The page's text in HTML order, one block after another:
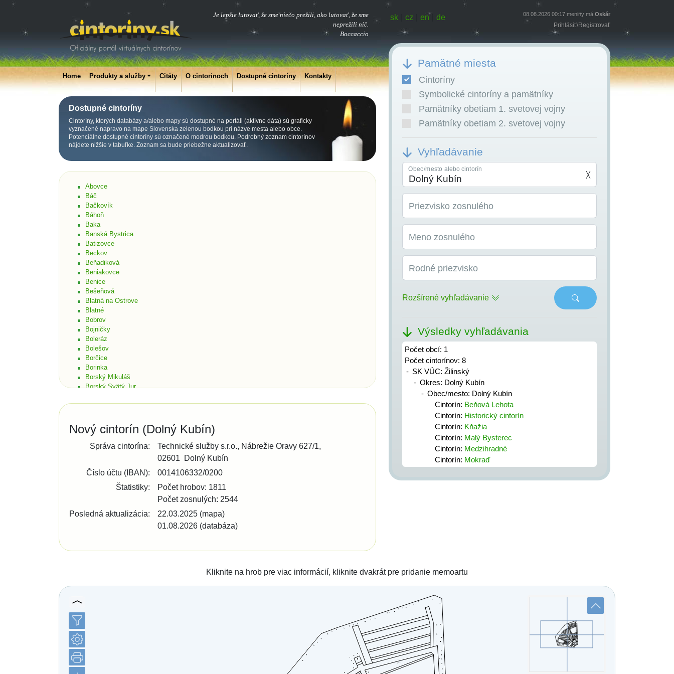
Je lepšie lutovať, že sme niečo prežili, ako lutovať, že sme
neprežili nič.
Boccaccio
Home Produkty a služby Citáty O cintorínoch Dostupné cintoríny Kontakty
Dostupné cintoríny
Cintoríny, ktorých databázy a/alebo mapy sú dostupné na portáli (aktívne dáta) sú graficky
vyznačené napravo na mape Slovenska zelenou bodkou pri názve mesta alebo obce.
Potenciálne dostupné cintoríny sú označené modrou bodkou. Podrobný zoznam cintorínov
nájdete nižšie v tabuľke. Zoznam sa bude priebežne aktualizovať.
sk| cz en de 08.08.2026 00:17 meniny má Oskár
Prihlásiť/Registrovať
Pamätné miesta
Cintoríny
Symbolické cintoríny a pamätníky
Pamätníky obetiam 1. svetovej vojny
Pamätníky obetiam 2. svetovej vojny
Vyhľadávanie
Obec/mesto alebo cintorín
╳
Priezvisko zosnulého
Meno zosnulého
Rodné priezvisko
Rozšírené vyhľadávanie
Výsledky vyhľadávania
Počet obcí: 1
Počet cintorínov: 8
SK VÚC: Žilinský
Okres: Dolný Kubín
Obec/mesto: Dolný Kubín
Cintorín: Beňová Lehota
Cintorín: Historický cintorín
Cintorín: Kňažia
Cintorín: Malý Bysterec
Cintorín: Medzihradné
Cintorín: Mokraď
Cintorín:Záskalie
Abovce
Báč
Bačkovík
Báhoň
Baka
Banská Bystrica
Batizovce
Beckov
Beňadiková
Beniakovce
Benice
Bešeňová
Blatná na Ostrove
Blatné
Bobrov
Bojničky
Boleráz
Bolešov
Borčice
Borinka
Borský Mikuláš
Borský Svätý Jur
Bratislava
Bratislava - Devín
Bratislava - Dúbravka
Bratislava - Karlova Ves
Bratislava - Podunajské Biskupice
Bratislava - Rača
Bratislava - Rusovce
Bratislava - Staré Mesto
Budmerice
Nový cintorín (Dolný Kubín)
Správa cintorína: Technické služby s.r.o.
Nábrežie Oravy 627/1
02601
Dolný Kubín
Číslo účtu (IBAN):
0014106332/0200
Štatistiky:
Počet hrobov: 1811
Počet zosnulých: 2544
Posledná aktualizácia:
22.03.2025 (mapa)
01.08.2026 (databáza)
Kliknite na hrob pre viac informácií, kliknite dvakrát pre pridanie memoartu